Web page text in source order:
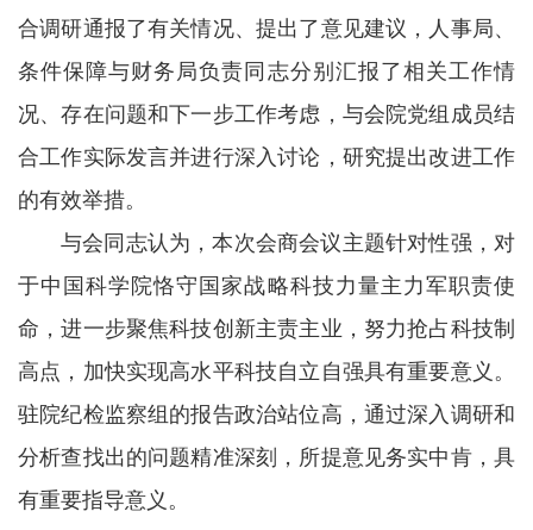
合调研通报了有关情况、提出了意见建议，人事局、
条件保障与财务局负责同志分别汇报了相关工作情
况、存在问题和下一步工作考虑，与会院党组成员结
合工作实际发言并进行深入讨论，研究提出改进工作
的有效举措。
与会同志认为，本次会商会议主题针对性强，对
于中国科学院恪守国家战略科技力量主力军职责使
命，进一步聚焦科技创新主责主业，努力抢占科技制
高点，加快实现高水平科技自立自强具有重要意义。
驻院纪检监察组的报告政治站位高，通过深入调研和
分析查找出的问题精准深刻，所提意见务实中肯，具
有重要指导意义。